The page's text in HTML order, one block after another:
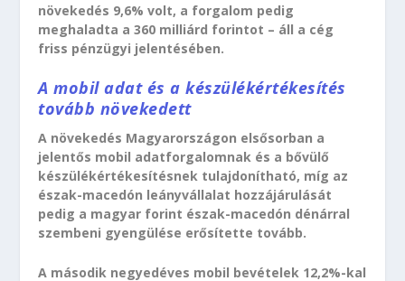
növekedés 9,6% volt, a forgalom pedig
meghaladta a 360 milliárd forintot – áll a cég
friss pénzügyi jelentésében.
A mobil adat és a készülékértékesítés
tovább növekedett
A növekedés Magyarországon elsősorban a
jelentős mobil adatforgalomnak és a bővülő
készülékértékesítésnek tulajdonítható, míg az
észak-macedón leányvállalat hozzájárulását
pedig a magyar forint észak-macedón dénárral
szembeni gyengülése erősítette tovább.
A második negyedéves mobil bevételek 12,2%-kal